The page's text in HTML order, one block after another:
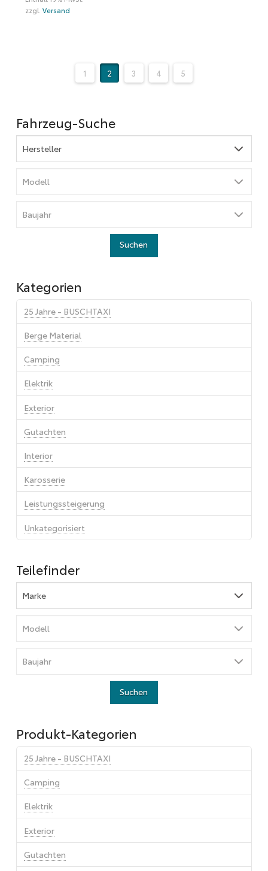
zzgl. Versand
1 2 3 4 5
Fahrzeug-Suche
Kategorien
25 Jahre - BUSCHTAXI
Berge Material
Camping
Elektrik
Exterior
Gutachten
Interior
Karosserie
Leistungssteigerung
Unkategorisiert
Teilefinder
Produkt-Kategorien
25 Jahre - BUSCHTAXI
Camping
Elektrik
Exterior
Gutachten